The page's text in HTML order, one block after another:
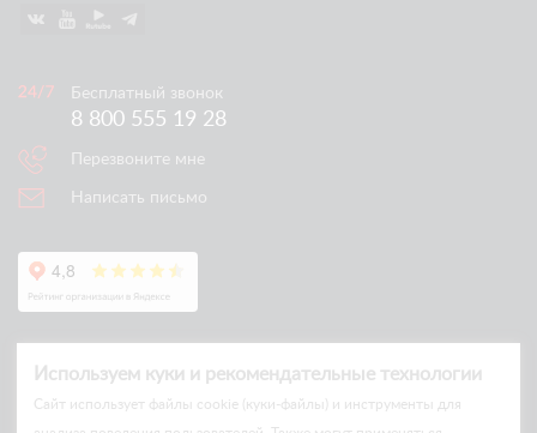
Бесплатный звонок
8 800 555 19 28
Перезвоните мне
Написать письмо
Используем куки и рекомендательные технологии
Cайт использует файлы cookie (куки-файлы) и инструменты для